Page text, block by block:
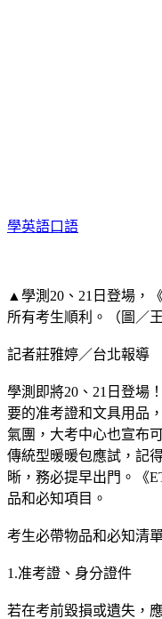
學英語口語
▲學測20、21日登場，
所有考生順利。（圖／王
記者莊雅婷／台北報導
學測即將20、21日登場
要的准考證和文具用品
氣團，大考中心也宣布
傳統型暖暖包應試，記
晰，務必提早出門。《
品和必知項目。
考生必帶物品和必知清單
1.准考證、身分證件
若在考前毀損或遺失，